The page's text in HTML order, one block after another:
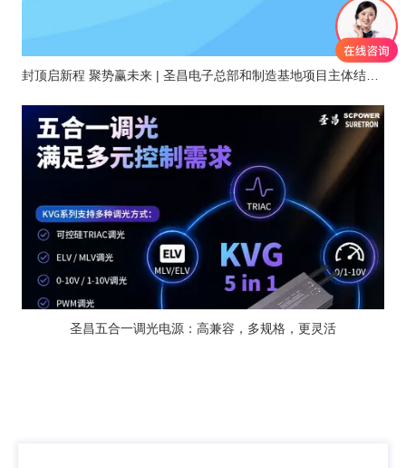
圣昌五合一调光电源：高兼容，多规格，更灵活